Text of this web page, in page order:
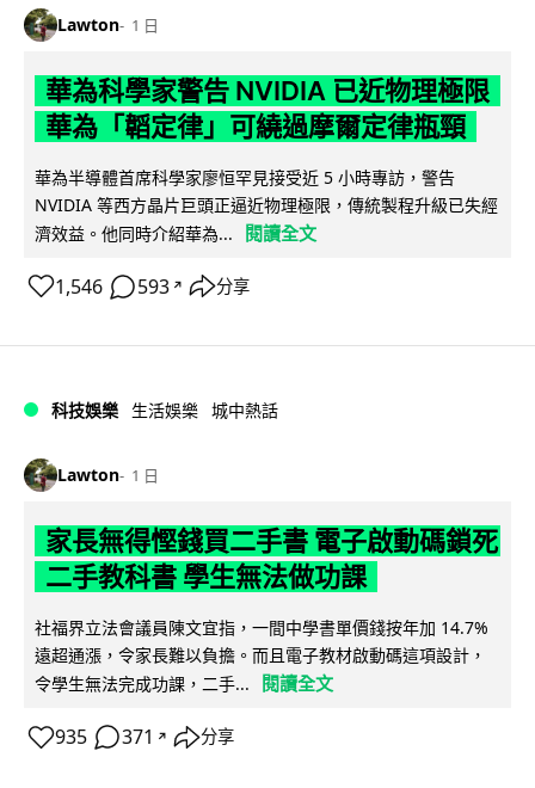
Lawton 1 日
華為科學家警告 NVIDIA 已近物理極限
華為「韜定律」可繞過摩爾定律瓶頸
華為半導體首席科學家廖恒罕見接受近 5 小時專訪，警告
NVIDIA 等西方晶片巨頭正逼近物理極限，傳統製程升級已失經
濟效益。他同時介紹華為...
閱讀全文
1,546 593 ↗ 分享
科技娛樂 生活娛樂 城中熱話
Lawton 1 日
家長無得慳錢買二手書 電子啟動碼鎖死
二手教科書 學生無法做功課
社福界立法會議員陳文宜指，一間中學書單價錢按年加 14.7%
遠超通漲，令家長難以負擔。而且電子教材啟動碼這項設計，
令學生無法完成功課，二手...
閱讀全文
935 371 ↗ 分享